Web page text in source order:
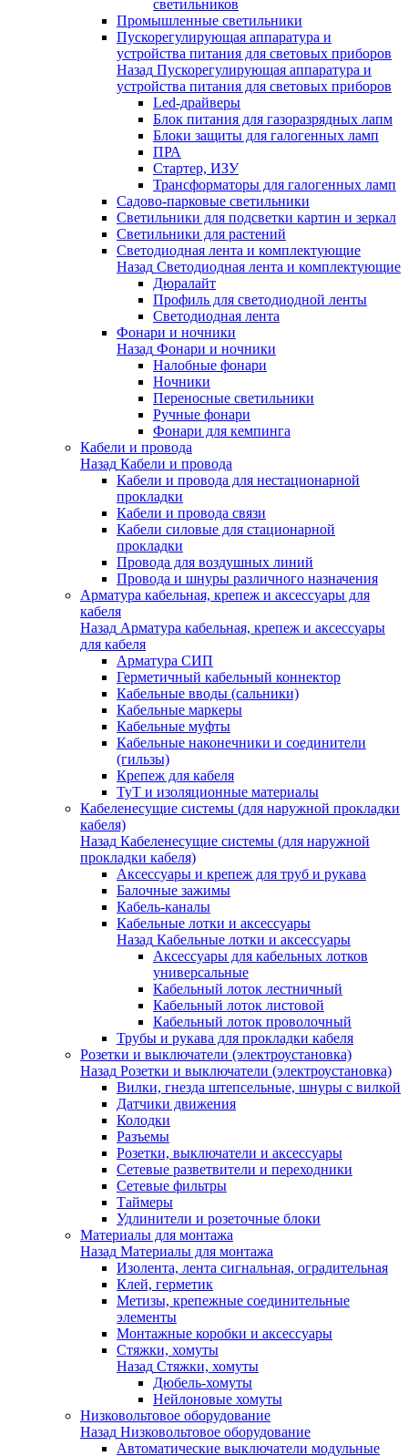
светильников
Промышленные светильники
Пускорегулирующая аппаратура и
устройства питания для световых приборов
Назад Пускорегулирующая аппаратура и
устройства питания для световых приборов
Led-драйверы
Блок питания для газоразрядных лапм
Блоки защиты для галогенных ламп
ПРА
Стартер, ИЗУ
Трансформаторы для галогенных ламп
Садово-парковые светильники
Светильники для подсветки картин и зеркал
Светильники для растений
Светодиодная лента и комплектующие
Назад Светодиодная лента и комплектующие
Дюралайт
Профиль для светодиодной ленты
Светодиодная лента
Фонари и ночники
Назад Фонари и ночники
Налобные фонари
Ночники
Переносные светильники
Ручные фонари
Фонари для кемпинга
Кабели и провода
Назад Кабели и провода
Кабели и провода для нестационарной
прокладки
Кабели и провода связи
Кабели силовые для стационарной
прокладки
Провода для воздушных линий
Провода и шнуры различного назначения
Арматура кабельная, крепеж и аксессуары для
кабеля
Назад Арматура кабельная, крепеж и аксессуары
для кабеля
Арматура СИП
Герметичный кабельный коннектор
Кабельные вводы (сальники)
Кабельные маркеры
Кабельные муфты
Кабельные наконечники и соединители
(гильзы)
Крепеж для кабеля
ТуТ и изоляционные материалы
Кабеленесущие системы (для наружной прокладки
кабеля)
Назад Кабеленесущие системы (для наружной
прокладки кабеля)
Аксессуары и крепеж для труб и рукава
Балочные зажимы
Кабель-каналы
Кабельные лотки и аксессуары
Назад Кабельные лотки и аксессуары
Аксессуары для кабельных лотков
универсальные
Кабельный лоток лестничный
Кабельный лоток листовой
Кабельный лоток проволочный
Трубы и рукава для прокладки кабеля
Розетки и выключатели (электроустановка)
Назад Розетки и выключатели (электроустановка)
Вилки, гнезда штепсельные, шнуры с вилкой
Датчики движения
Колодки
Разъемы
Розетки, выключатели и аксессуары
Сетевые разветвители и переходники
Сетевые фильтры
Таймеры
Удлинители и розеточные блоки
Материалы для монтажа
Назад Материалы для монтажа
Изолента, лента сигнальная, оградительная
Клей, герметик
Метизы, крепежные соединительные
элементы
Монтажные коробки и аксессуары
Стяжки, хомуты
Назад Стяжки, хомуты
Дюбель-хомуты
Нейлоновые хомуты
Низковольтовое оборудование
Назад Низковольтовое оборудование
Автоматические выключатели модульные